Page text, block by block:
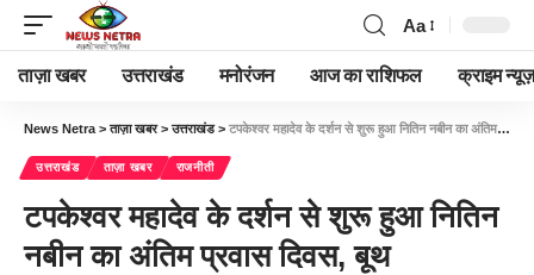
Aa
ताज़ा खबर उत्तराखंड मनोरंजन आज का राशिफल क्राइम न्यूज़
News Netra >ताज़ा खबर>उत्तराखंड> टपकेश्वर महादेव के दर्शन से शुरू हुआ नितिन नबीन का अंतिम प्रवास दिवस, बूथ कार्यकर्ताओं से किया संवाद-Newsnetra
उत्तराखंड ताज़ा खबर राजनीती
टपकेश्वर महादेव के दर्शन से शुरू हुआ नितिन
नबीन का अंतिम प्रवास दिवस, बूथ